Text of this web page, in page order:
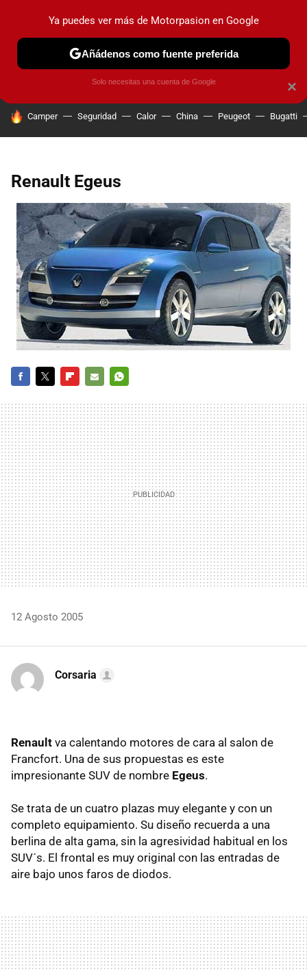
PRUEBAS COCHES ELÉCTRICOS OBSERVATORIO
HOY SE HABLA DE
Camper Seguridad Calor China Peugeot Bugatti
Renault Egeus
MAIL
12 Agosto 2005
Corsaria
Renault va calentando motores de cara al salon de
Francfort. Una de sus propuestas es este
impresionante SUV de nombre Egeus.
Se trata de un cuatro plazas muy elegante y con un
completo equipamiento. Su diseño recuerda a una
berlina de alta gama, sin la agresividad habitual en los
SUV´s. El frontal es muy original con las entradas de
aire bajo unos faros de diodos.
×
Ya puedes ver más de Motorpasion en Google
Añádenos como fuente preferida
Solo necesitas una cuenta de Google